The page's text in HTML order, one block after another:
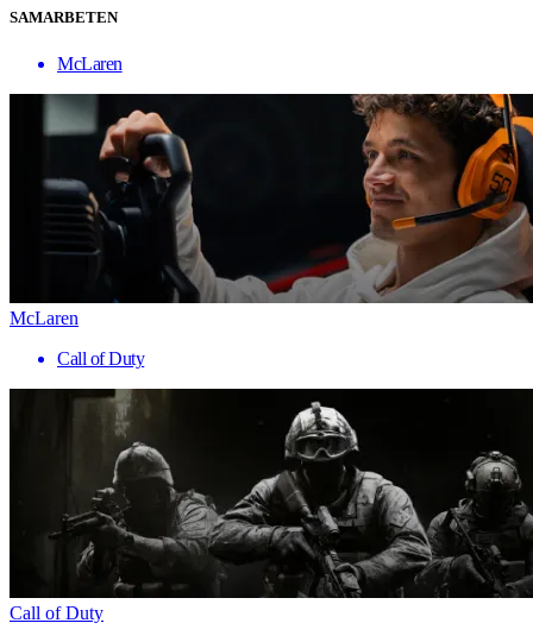
SAMARBETEN
McLaren
McLaren
Call of Duty
Call of Duty